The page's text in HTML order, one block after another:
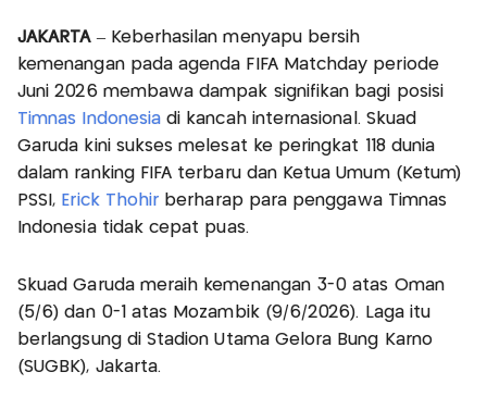
JAKARTA– Keberhasilan menyapu bersih
kemenangan pada agenda FIFA Matchday periode
Juni 2026 membawa dampak signifikan bagi posisi
Timnas Indonesiadi kancah internasional. Skuad
Garuda kini sukses melesat ke peringkat 118 dunia
dalam ranking FIFA terbaru dan Ketua Umum (Ketum)
PSSI, Erick Thohir berharap para penggawa Timnas
Indonesia tidak cepat puas.
Skuad Garuda meraih kemenangan 3-0 atas Oman
(5/6) dan 0-1 atas Mozambik (9/6/2026). Laga itu
berlangsung di Stadion Utama Gelora Bung Karno
(SUGBK), Jakarta.